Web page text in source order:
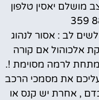
מושלם יאסין טלפון
לב : אסור לנהוג
אלכוהול אם קורה
להיות 0% ולא מתחת לרמה מסוימת !.
את מסמכי הרכב
, אחרת יש קנס או